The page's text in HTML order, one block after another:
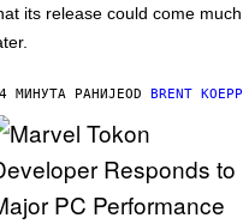
its release could come much
МИНУТА РАНИЈЕOD BRENT KOEPP